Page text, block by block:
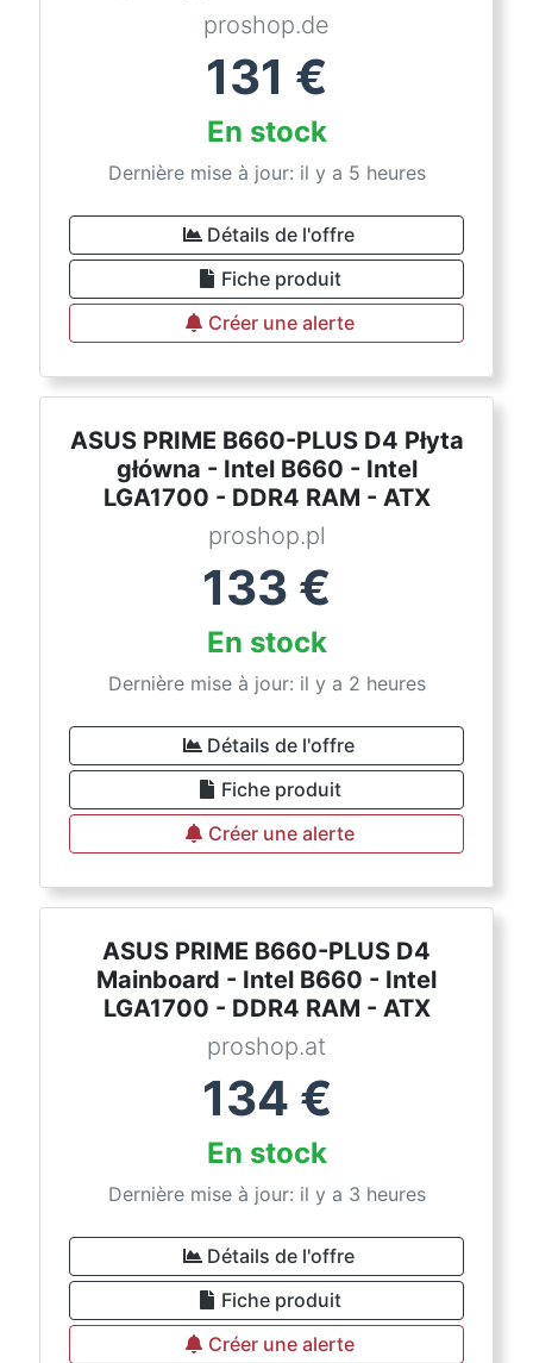
proshop.de
131 €
En stock
Dernière mise à jour: il y a 5 heures
Détails de l'offre
Fiche produit
Créer une alerte
ASUS PRIME B660-PLUS D4 Płyta
główna - Intel B660 - Intel
LGA1700 - DDR4 RAM - ATX
proshop.pl
133 €
En stock
Dernière mise à jour: il y a 2 heures
Détails de l'offre
Fiche produit
Créer une alerte
ASUS PRIME B660-PLUS D4
Mainboard - Intel B660 - Intel
LGA1700 - DDR4 RAM - ATX
proshop.at
134 €
En stock
Dernière mise à jour: il y a 3 heures
Détails de l'offre
Fiche produit
Créer une alerte